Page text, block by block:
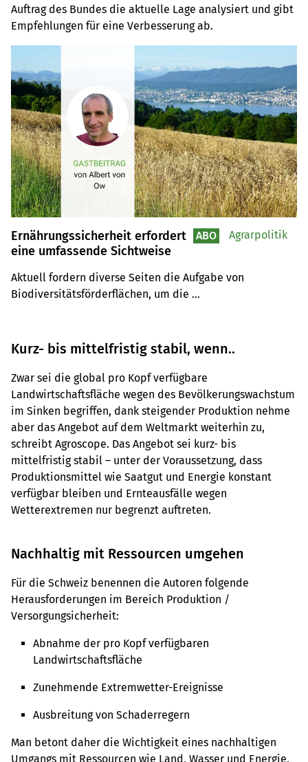
Auftrag des Bundes die aktuelle Lage analysiert und gibt
Empfehlungen für eine Verbesserung ab.
Ernährungssicherheit erfordert
eine umfassende Sichtweise
Aktuell fordern diverse Seiten die Aufgabe von
Biodiversitätsförderflächen, um die
von Ow. Um die Ernährungssicherheit wirklich zu stärken,
müssen wir eine nachhaltige und resiliente Land- und
Ernährungswirtschaft fördern.
ABO Agrarpolitik
Kurz- bis mittelfristig stabil, wenn..
Zwar sei die global pro Kopf verfügbare
Landwirtschaftsfläche wegen des Bevölkerungswachstum
im Sinken begriffen, dank steigender Produktion nehme
aber das Angebot auf dem Weltmarkt weiterhin zu,
schreibt Agroscope. Das Angebot sei kurz- bis
mittelfristig stabil – unter der Voraussetzung, dass
Produktionsmittel wie Saatgut und Energie konstant
verfügbar bleiben und Ernteausfälle wegen
Wetterextremen nur begrenzt auftreten.
Nachhaltig mit Ressourcen umgehen
Für die Schweiz benennen die Autoren folgende
Herausforderungen im Bereich Produktion /
Versorgungsicherheit:
Abnahme der pro Kopf verfügbaren
Landwirtschaftsfläche
Zunehmende Extremwetter-Ereignisse
Ausbreitung von Schaderregern
Man betont daher die Wichtigkeit eines nachhaltigen
Umgangs mit Ressourcen wie Land, Wasser und Energie.